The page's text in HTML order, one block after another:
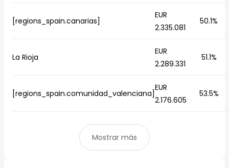
[regions_spain.canarias]
EUR
2.335.081
50.1%
La Rioja
EUR
2.289.331
51.1%
[regions_spain.comunidad_valenciana]
EUR
2.176.605
53.5%
Mostrar más